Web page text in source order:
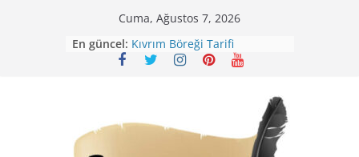
Cuma, Ağustos 7, 2026
En güncel: Kıvrım Böreği Tarifi
Karabuğday Pilavı Tarifi